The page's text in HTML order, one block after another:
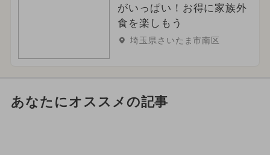
がいっぱい！お得に家族外
食を楽しもう
埼玉県さいたま市南区
あなたにオススメの記事